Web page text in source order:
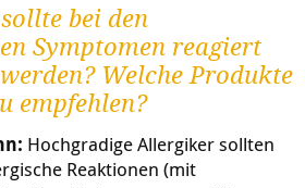
bei den
Symptomen reagiert
Welche Produkte
empfehlen?
Hochgradige Allergiker sollten
Reaktionen (mit